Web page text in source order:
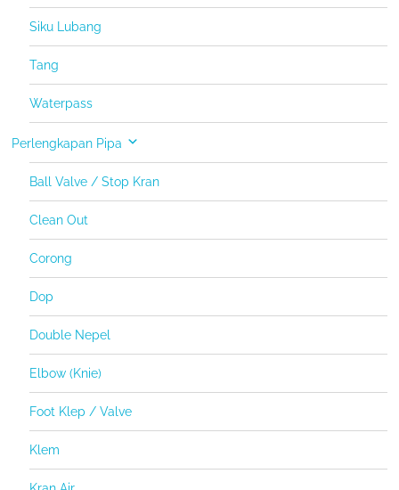
Siku Lubang
Tang
Waterpass
Perlengkapan Pipa
Ball Valve / Stop Kran
Clean Out
Corong
Dop
Double Nepel
Elbow (Knie)
Foot Klep / Valve
Klem